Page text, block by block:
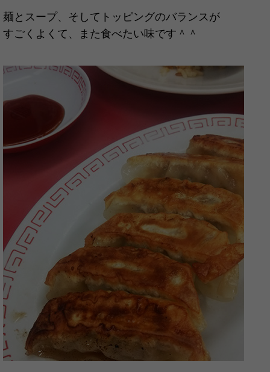
麺とスープ、そしてトッピングのバランスが
すごくよくて、また食べたい味です＾＾